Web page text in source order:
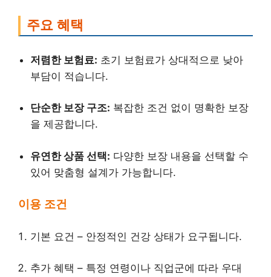
주요 혜택
저렴한 보험료: 초기 보험료가 상대적으로 낮아
부담이 적습니다.
단순한 보장 구조: 복잡한 조건 없이 명확한 보장
을 제공합니다.
유연한 상품 선택: 다양한 보장 내용을 선택할 수
있어 맞춤형 설계가 가능합니다.
이용 조건
기본 요건 – 안정적인 건강 상태가 요구됩니다.
추가 혜택 – 특정 연령이나 직업군에 따라 우대